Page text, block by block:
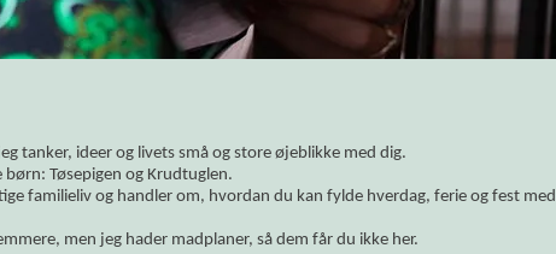
tanker, ideer og livets små og store øjeblikke med dig.
børn: Tøsepigen og Krudtuglen.
familieliv og handler om, hvordan du kan fylde hverdag, ferie og fest med
men jeg hader madplaner, så dem får du ikke her.